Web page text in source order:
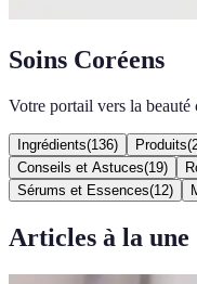
Soins Coréens
Votre portail vers la beauté
Ingrédients(136) Produits(
Conseils et Astuces(19)
Sérums et Essences(12)
Articles à la une